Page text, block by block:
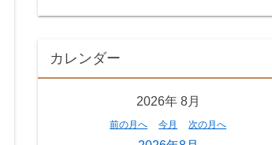
カレンダー
2026年 8月
前の月へ 今月 次の月へ